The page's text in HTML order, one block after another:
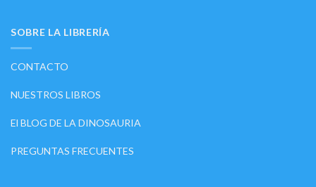
SOBRE LA LIBRERÍA
CONTACTO
NUESTROS LIBROS
El BLOG DE LA DINOSAURIA
PREGUNTAS FRECUENTES